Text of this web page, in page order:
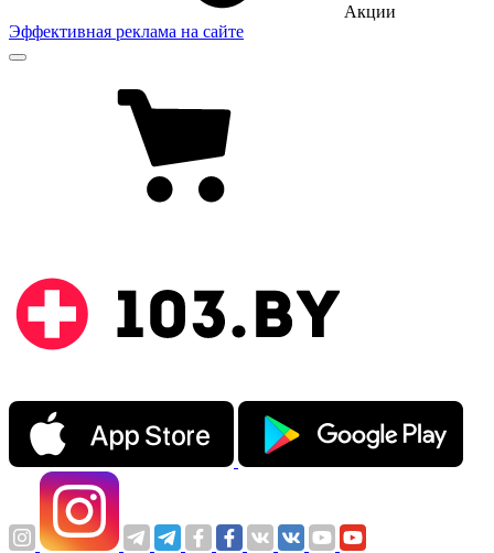
Акции
Эффективная реклама на сайте